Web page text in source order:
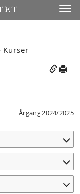
Kurser
Årgang 2024/2025